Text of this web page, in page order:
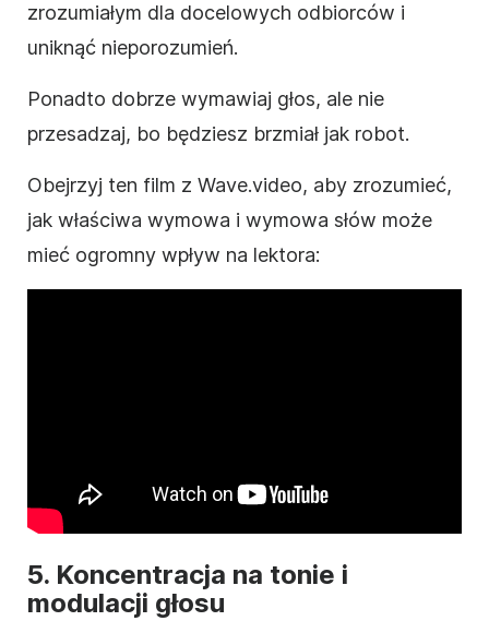
zrozumiałym dla docelowych odbiorców i
uniknąć nieporozumień.
Ponadto dobrze wymawiaj głos, ale nie
przesadzaj, bo będziesz brzmiał jak robot.
Obejrzyj ten film z Wave.video, aby zrozumieć,
jak właściwa wymowa i wymowa słów może
mieć ogromny wpływ na lektora:
5. Koncentracja na tonie i
modulacji głosu